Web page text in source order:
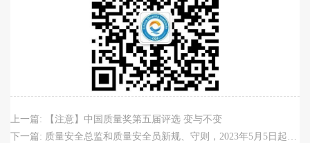
上一篇:
【注意】中国质量奖第五届评选 变与不变
下一篇: 质量安全总监和质量安全员新规、守则，2023年5月5日起施行